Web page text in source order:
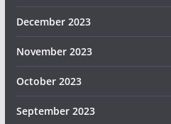
December 2023
November 2023
October 2023
September 2023